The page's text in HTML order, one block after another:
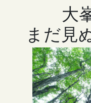
大
まだ見